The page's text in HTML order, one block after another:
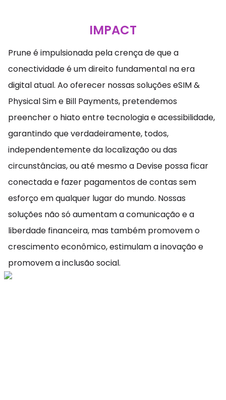
IMPACT
Prune é impulsionada pela crença de que a
conectividade é um direito fundamental na era
digital atual. Ao oferecer nossas soluções eSIM &
Physical Sim e Bill Payments, pretendemos
preencher o hiato entre tecnologia e acessibilidade,
garantindo que verdadeiramente, todos,
independentemente da localização ou das
circunstâncias, ou até mesmo a Devise possa ficar
conectada e fazer pagamentos de contas sem
esforço em qualquer lugar do mundo. Nossas
soluções não só aumentam a comunicação e a
liberdade financeira, mas também promovem o
crescimento econômico, estimulam a inovação e
promovem a inclusão social.